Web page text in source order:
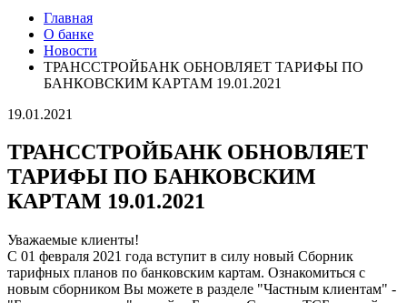
Главная
О банке
Новости
ТРАНССТРОЙБАНК ОБНОВЛЯЕТ ТАРИФЫ ПО
БАНКОВСКИМ КАРТАМ 19.01.2021
19.01.2021
ТРАНССТРОЙБАНК ОБНОВЛЯЕТ
ТАРИФЫ ПО БАНКОВСКИМ
КАРТАМ 19.01.2021
Уважаемые клиенты!
С 01 февраля 2021 года вступит в силу новый Сборник
тарифных планов по банковским картам. Ознакомиться с
новым сборником Вы можете в разделе "Частным клиентам" -